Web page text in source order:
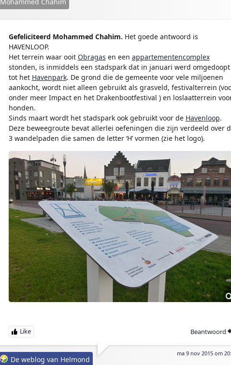
Gefeliciteerd Mohammed Chahim. Het goede antwoord is
HAVENLOOP.
Het terrein waar ooit Obragas en een appartementencomplex
stonden, is inmiddels een stadspark dat in januari werd omgedoopt
tot het Havenpark. De grond die de gemeente voor vele miljoenen
aankocht, wordt niet alleen gebruikt als grasveld, festivalterrein
onder meer Impact en het Drakenbootfestival ) en loslaatterrein
honden.
Sinds maart wordt het stadspark ook gebruikt voor de Havenloop.
Deze beweegroute bevat allerlei oefeningen die zijn verdeeld over
3 wandelpaden die samen de letter ‘H’ vormen (zie het logo).
Beantwoord
ma 9 nov 2015 om
De weblog van Helmond